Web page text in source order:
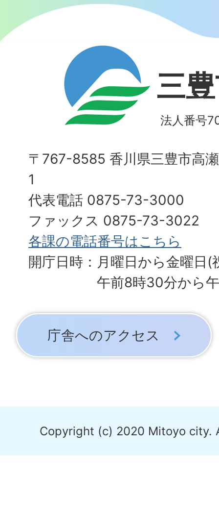
三
法人番号
〒767-8585 香川県三豊市高
1
代表電話 0875-73-3000
ファックス 0875-73-3022
各課の電話番号はこちら
開庁日時：月曜日から金曜日(
午前8時30分から
庁舎へのアクセス
Copyright (c) 2020 Mitoyo city.